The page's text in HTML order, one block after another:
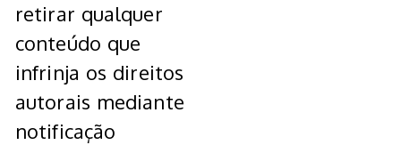
retirar qualquer
conteúdo que
infrinja os direitos
autorais mediante
notificação